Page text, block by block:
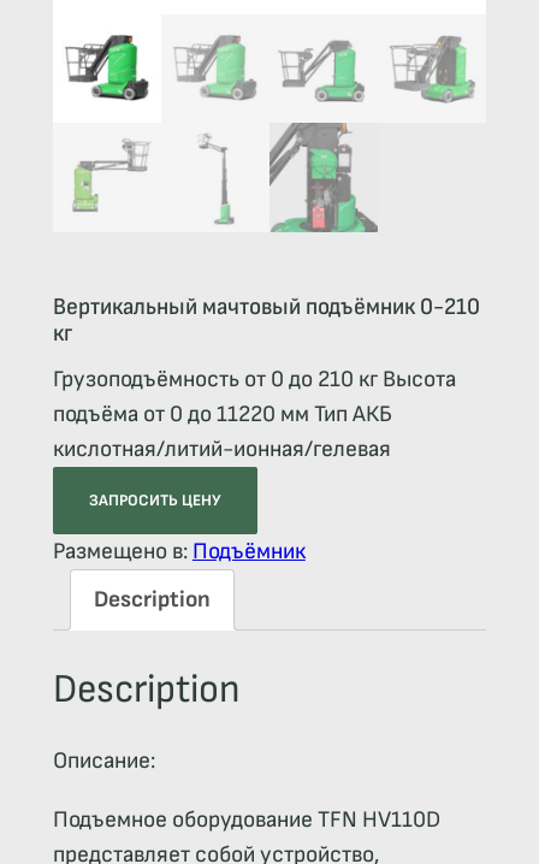
Вертикальный мачтовый подъёмник 0-210
кг
Грузоподъёмность от 0 до 210 кг Высота
подъёма от 0 до 11220 мм Тип АКБ
кислотная/литий-ионная/гелевая
ЗАПРОСИТЬ ЦЕНУ
Размещено в: Подъёмник
Description
Description
Описание:
Подъемное оборудование TFN HV110D
представляет собой устройство,